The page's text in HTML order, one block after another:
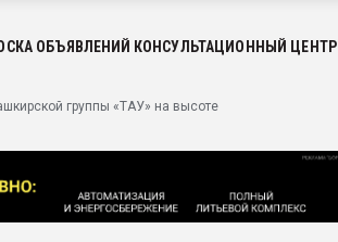
ОБЪЯВЛЕНИЙ КОНСУЛЬТАЦИОННЫЙ ЦЕНТР
группы «ТАУ» на высоте